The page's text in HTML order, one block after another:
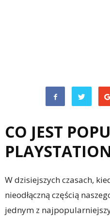
CO JEST
W dzisiejszych czasach,
nieodłączną częścią
jednym z